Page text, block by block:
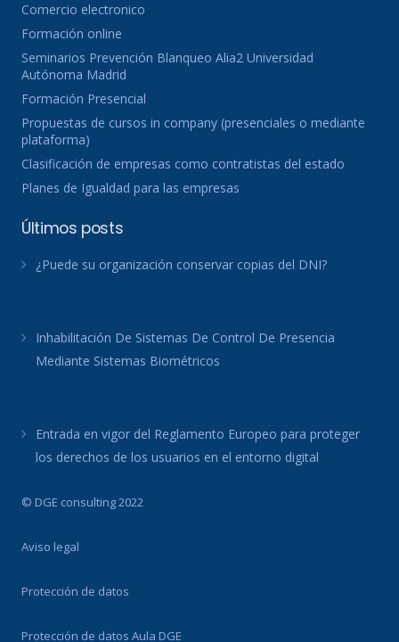
Comercio electronico
Formación online
Seminarios Prevención Blanqueo Alia2 Universidad
Autónoma Madrid
Formación Presencial
Propuestas de cursos in company (presenciales o mediante
plataforma)
Clasificación de empresas como contratistas del estado
Planes de Igualdad para las empresas
Últimos posts
¿Puede su organización conservar copias del DNI?
Inhabilitación De Sistemas De Control De Presencia
Mediante Sistemas Biométricos
Entrada en vigor del Reglamento Europeo para proteger
los derechos de los usuarios en el entorno digital
© DGE consulting 2022
Aviso legal
Protección de datos
Protección de datos Aula DGE